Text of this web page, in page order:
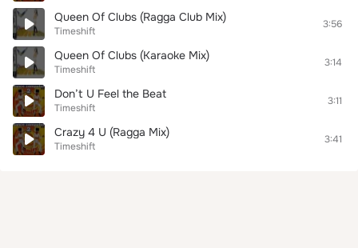
Queen Of Clubs (Ragga Club Mix)
Timeshift
3:56
Queen Of Clubs (Karaoke Mix)
Timeshift
3:14
Don’t U Feel the Beat
Timeshift
3:11
Crazy 4 U (Ragga Mix)
Timeshift
3:41